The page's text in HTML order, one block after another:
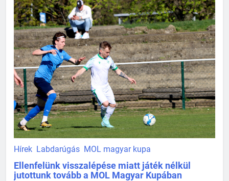
Hírek Labdarúgás MOL magyar kupa
Ellenfelünk visszalépése miatt játék nélkül
jutottunk tovább a MOL Magyar Kupában